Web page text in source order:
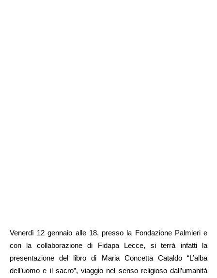
Venerdì 12 gennaio alle 18, presso la Fondazione Palmieri e
con la collaborazione di Fidapa Lecce, si terrà infatti la
presentazione del libro di Maria Concetta Cataldo “L’alba
dell’uomo e il sacro”, viaggio nel senso religioso dall’umanità